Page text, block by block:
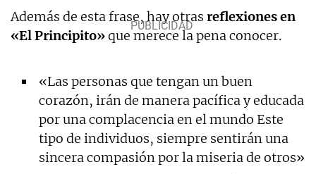
Además de esta frase, hay otras reflexiones en
«El Principito»que merece la pena conocer.
«Las personas que tengan un buen
corazón, irán de manera pacífica y educada
por una complacencia en el mundo Este
tipo de individuos, siempre sentirán una
sincera compasión por la miseria de otros»